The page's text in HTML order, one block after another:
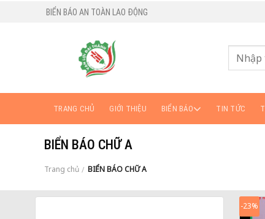
BIỂN BÁO AN TOÀN LAO ĐỘNG
TRANG CHỦ GIỚI THIỆU BIỂN BÁO TIN TỨC
BIỂN BÁO CHỮ A
Trang chủ / BIỂN BÁO CHỮ A
-23%